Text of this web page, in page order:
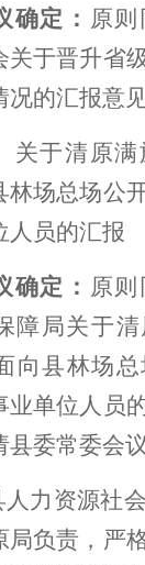
确定 ： 原
关于晋升省
的汇报意见
关于清原满
林场总场公
人员的汇报
确定 ： 原
障局关于
向县林场
业单位人员
委常委会议
人力资源社
局负责，严